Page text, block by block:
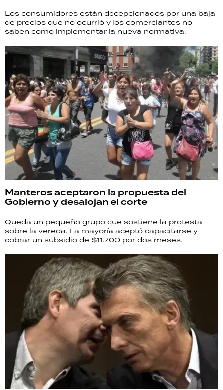
Los consumidores están decepcionados por una baja
de precios que no ocurrió y los comerciantes no
saben como implementar la nueva normativa.
Manteros aceptaron la propuesta del
Gobierno y desalojan el corte
Queda un pequeño grupo que sostiene la protesta
sobre la vereda. La mayoría aceptó capacitarse y
cobrar un subsidio de $11.700 por dos meses.